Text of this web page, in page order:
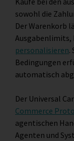
sowohl die
Der Warenkorb
Ausgabenlimits,
personalisieren.
Bedingungen
automatisch
Der Universal
Commerce
agentischen
Agenten und